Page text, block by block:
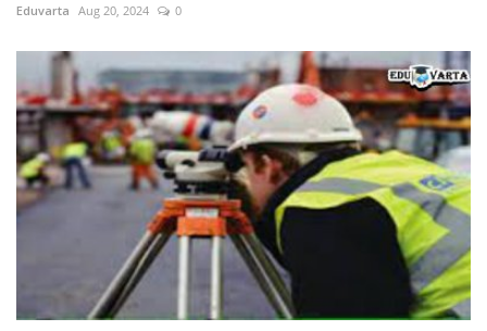
Eduvarta Aug 20, 2024 0